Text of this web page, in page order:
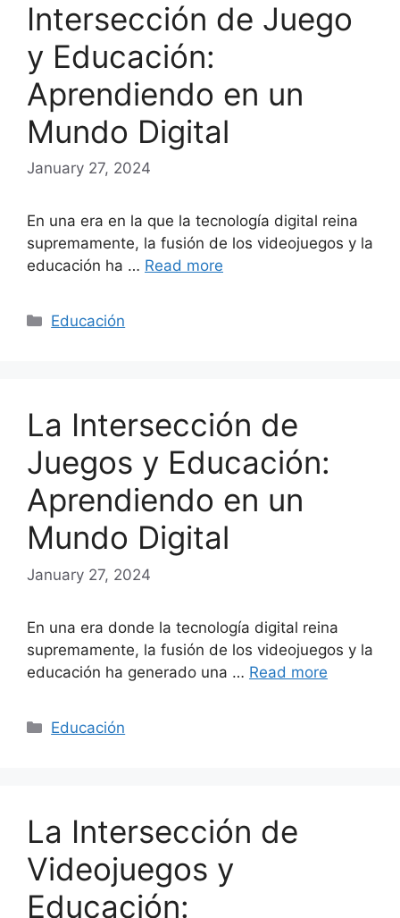
Intersección de Juego
y Educación:
Aprendiendo en un
Mundo Digital
January 27, 2024
En una era en la que la tecnología digital reina
supremamente, la fusión de los videojuegos y la
educación ha … Read more
Categories
Educación
La Intersección de
Juegos y Educación:
Aprendiendo en un
Mundo Digital
January 27, 2024
En una era donde la tecnología digital reina
supremamente, la fusión de los videojuegos y la
educación ha generado una … Read more
Categories
Educación
La Intersección de
Videojuegos y
Educación: